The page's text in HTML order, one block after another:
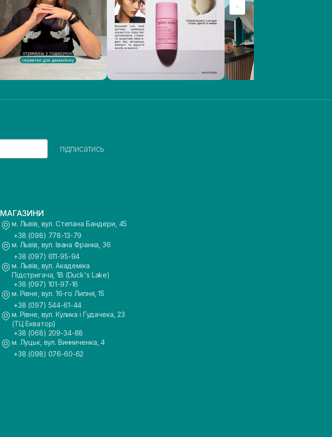
підписатись
МАГАЗИНИ
м. Львів, вул. Степана Бандери, 45
+38 (098) 778-13-79
м. Львів, вул. Івана Франка, 36
+38 (097) 611-95-94
м. Львів, вул. Академіка
Підстригача, 1В (Duck's Lake)
+38 (097) 101-97-16
м. Рівне, вул. 16-го Липня, 15
+38 (097) 544-61-44
м. Рівне, вул. Кулика і Гудачека, 23
(ТЦ Екватор)
+38 (068) 209-34-88
м. Луцьк, вул. Винниченка, 4
+38 (098) 076-60-62